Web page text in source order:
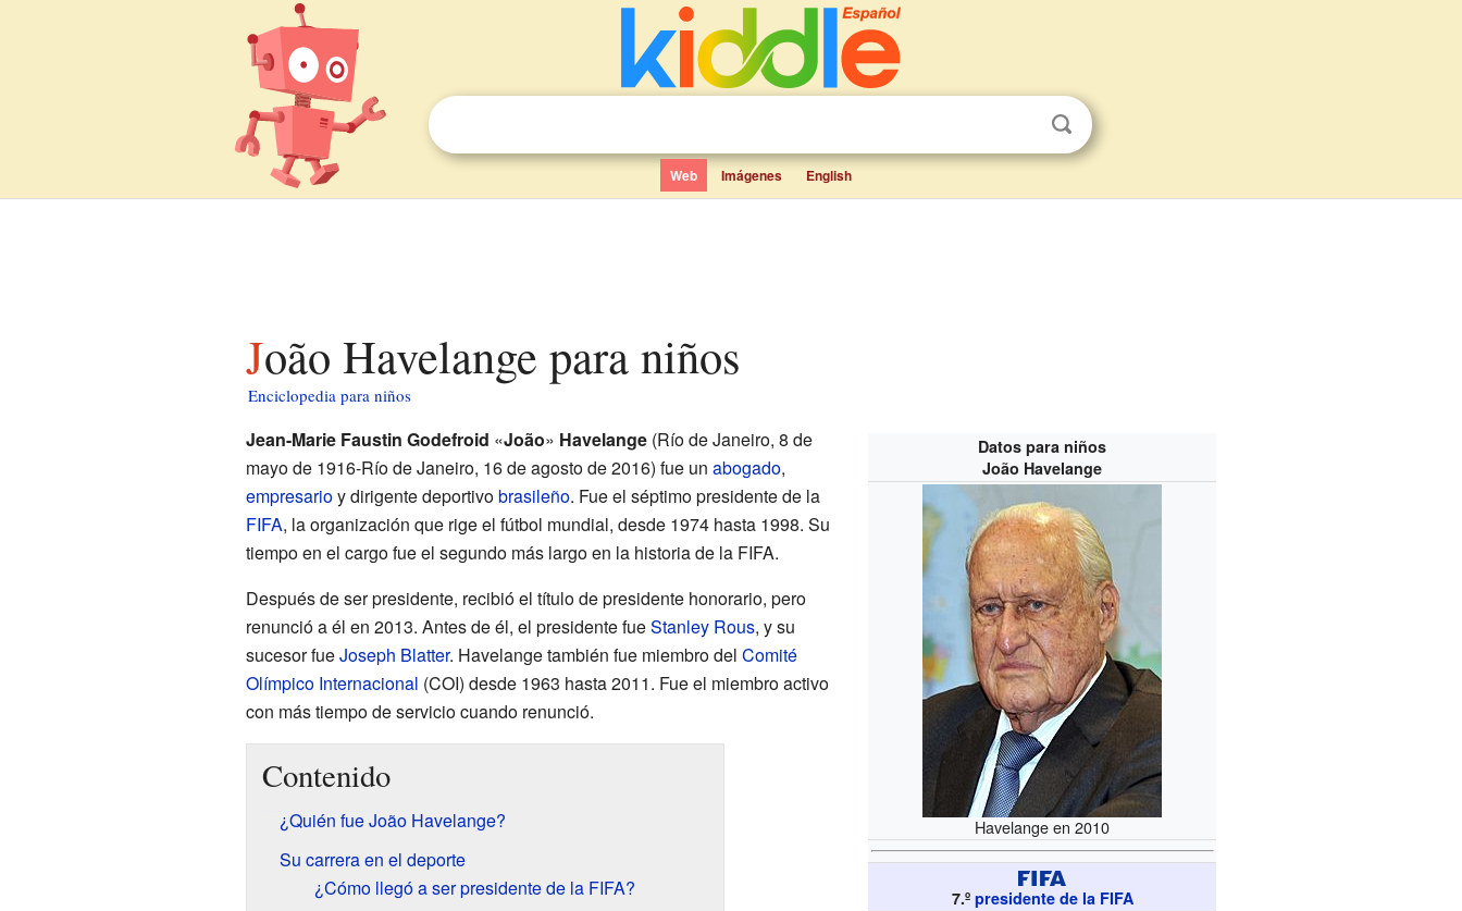
Web Imágenes English
João Havelange para niños
Enciclopedia para niños
Datos para niños
João Havelange
Havelange en 2010
7.º presidente de la FIFA
Jean-Marie Faustin Godefroid «João» Havelange(Río de Janeiro, 8 de
mayo de 1916-Río de Janeiro, 16 de agosto de 2016) fue un abogado,
empresarioy dirigente deportivobrasileño. Fue el séptimo presidente de la
FIFA, la organización que rige el fútbol mundial, desde 1974 hasta 1998. Su
tiempo en el cargo fue el segundo más largo en la historia de la FIFA.
Después de ser presidente, recibió el título de presidente honorario, pero
renunció a él en 2013. Antes de él, el presidente fueStanley Rous, y su
sucesor fueJoseph Blatter. Havelange también fue miembro del Comité
Olímpico Internacional (COI) desde 1963 hasta 2011. Fue el miembro activo
con más tiempo de servicio cuando renunció.
Contenido
¿Quién fue João Havelange?
Su carrera en el deporte
¿Cómo llegó a ser presidente de la FIFA?